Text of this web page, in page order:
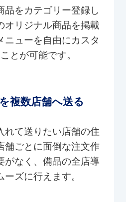
品をカテゴリー登録し
オリジナル商品を掲載
ニューを自由にカスタ
とが可能です。
複数店舗へ送る
れて送りたい店舗の住
舗ごとに面倒な注文作
がなく、備品の全店導
ーズに行えます。